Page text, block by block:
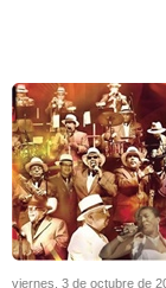
viernes, 3 de octubre de